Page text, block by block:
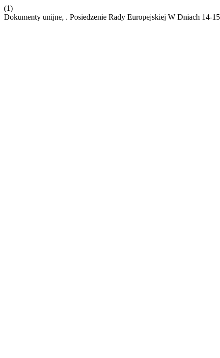
(1)
Dokumenty unijne, . Posiedzenie Rady Europejskiej W Dniach 14-